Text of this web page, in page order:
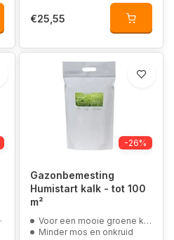
€25,55
-26%
Gazonbemesting
Humistart kalk - tot 100
m²
Voor een mooie groene kleur door magnesium
Minder mos en onkruid